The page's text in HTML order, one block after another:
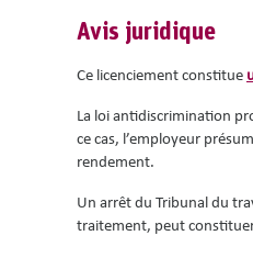
Avis juridique
Ce licenciement constitue
La loi antidiscrimination
ce cas, l’employeur
rendement.
Un arrêt du Tribunal du
traitement, peut